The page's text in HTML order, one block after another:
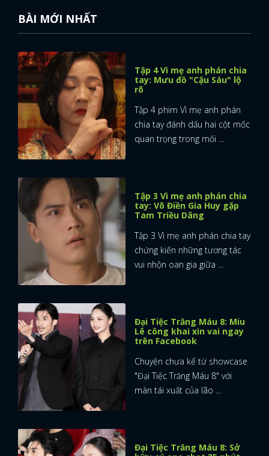
BÀI MỚI NHẤT
Tập 4 Vì mẹ anh phán chia
tay: Mưu đồ "Cậu Sáu" lộ
rõ
Tập 4 phim Vì mẹ anh phán
chia tay đánh dấu hai cột mốc
quan trọng trong mối ...
Tập 3 Vì mẹ anh phán chia
tay: Võ Điền Gia Huy gặp
Tam Triều Dâng
Tập 3 Vì mẹ anh phán chia tay
chứng kiến những tương tác
vui nhộn oan gia giữa ...
Đại Tiệc Trăng Máu 8: Miu
Lê công khai xin vai ngay
trên Facebook
Chuyện chưa kể từ showcase
"Đại Tiệc Trăng Máu 8" với
màn tái xuất của lão ...
Đại Tiệc Trăng Máu 8: Sở